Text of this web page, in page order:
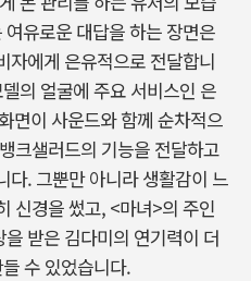
유로운 대답을 하는 장면은
자에게 은유적으로 전달합니
의 얼굴에 주요 서비스인 은
면이 사운드와 함께 순차적으
크샐러드의 기능을 전달하고
다. 그뿐만 아니라 생활감이 느
신경을 썼고, <마녀>의 주인
받은 김다미의 연기력이 더
수 있었습니다.